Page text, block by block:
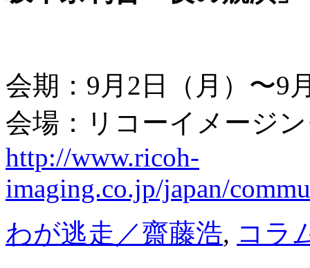
会期：9月2日（月）〜9
会場：リコーイメージ
http://www.ricoh-
imaging.co.jp/japan/
わが逃走／齋藤浩, コラ